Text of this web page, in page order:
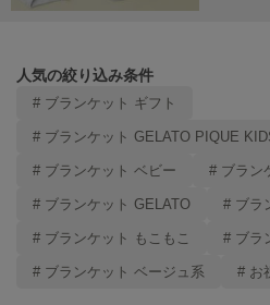
オニツカ タイガー
オルグ
オル
人気の絞り込み条件
# ブランケット ギフト
# ブランケット GELATO PIQUE
# ブランケット ベビー # ブラン
# ブランケット GELATO # ブラ
# ブランケット もこもこ # ブラ
# ブランケット ベージュ系 # お